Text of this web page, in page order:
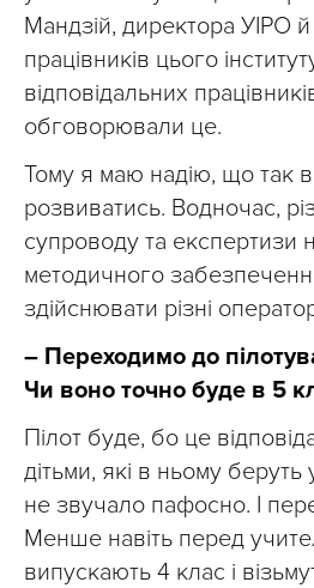
Мандзій, директора УІРО й
працівників цього
відповідальних
обговорювали це.
Тому я маю надію, що так
розвиватись. Водночас,
супроводу та експертизи
методичного
здійснювати різні
– Переходимо до
Чи воно точно буде в 5
Пілот буде, бо це
дітьми, які в ньому
не звучало пафосно. І
Менше навіть перед
випускають 4 клас і